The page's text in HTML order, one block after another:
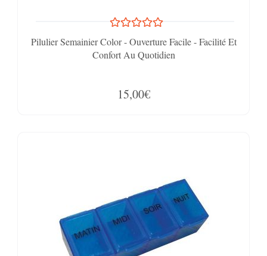
Pilulier Semainier Color - Ouverture Facile - Facilité Et
Confort Au Quotidien
15,00€